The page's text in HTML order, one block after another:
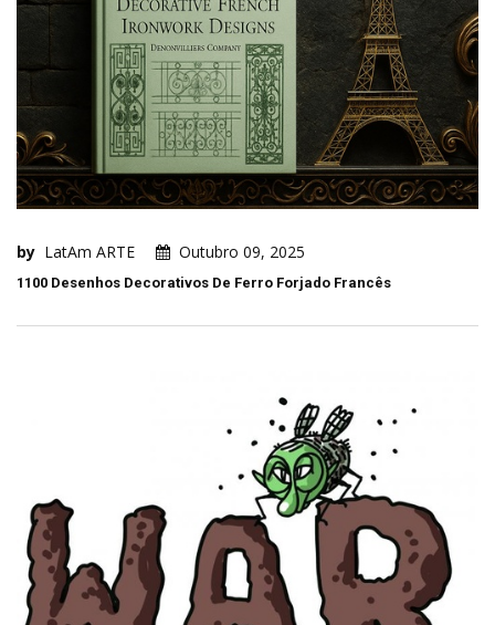
by LatAm ARTE Outubro 09, 2025
1100 Desenhos Decorativos De Ferro Forjado Francês